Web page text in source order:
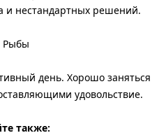
и нестандартных решений.
Рыбы
день. Хорошо заняться
удовольствие.
также: